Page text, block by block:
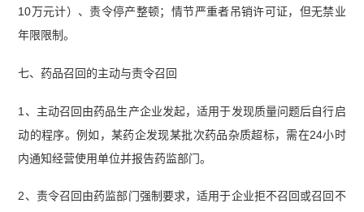
10万元计）、责令停产整顿；情节严重者吊销许可证，但无禁业
年限限制。
七、药品召回的主动与责令召回
1、主动召回由药品生产企业发起，适用于发现质量问题后自行启
动的程序。例如，某药企发现某批次药品杂质超标，需在24小时
内通知经营使用单位并报告药监部门。
2、责令召回由药监部门强制要求，适用于企业拒不召回或召回不